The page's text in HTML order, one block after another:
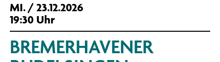
MI./ 23.12.2026
19:30 Uhr
BREMERHAVENER